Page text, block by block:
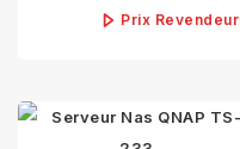
Prix Revendeur